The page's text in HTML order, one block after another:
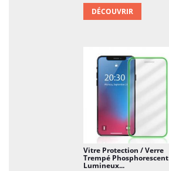
DÉCOUVRIR
Vitre Protection / Verre
Trempé Phosphorescent
Lumineux...